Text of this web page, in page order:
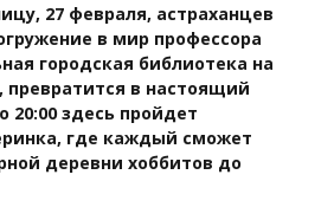
27 февраля, астраханцев
в мир профессора
городская библиотека на
в настоящий
20:00 здесь пройдет
где каждый сможет
деревни хоббитов до